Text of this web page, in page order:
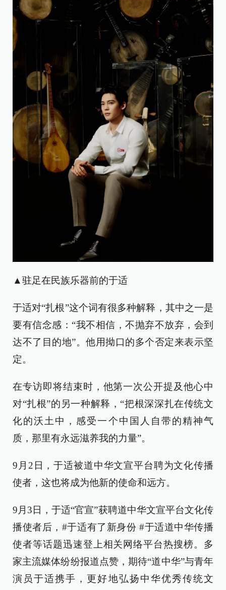
▲驻足在民族乐器前的于适
于适对“扎根”这个词有很多种解释，其中之一是
要有信念感：“我不相信，不抛弃不放弃，会到
达不了目的地”。他用拗口的多个否定来表示坚
定。
在专访即将结束时，他第一次公开提及他心中
对“扎根”的另一种解释，“把根深深扎在传统文
化的沃土中，感受一个中国人自带的精神气
质，那里有永远滋养我的力量”。
9月2日，于适被道中华文宣平台聘为文化传播
使者，这也将成为他新的使命和远方。
9月3日，于适“官宣”获聘道中华文宣平台文化传
播使者后，#于适有了新身份 #于适道中华传播
使者等话题迅速登上相关网络平台热搜榜。多
家主流媒体纷纷报道点赞，期待“道中华”与青年
演员于适携手，更好地弘扬中华优秀传统文